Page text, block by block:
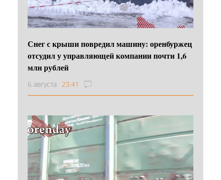
Снег с крыши повредил машину: оренбуржец
отсудил у управляющей компании почти 1,6
млн рублей
6 августа 23:41